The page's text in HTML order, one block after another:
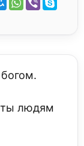
ты людям